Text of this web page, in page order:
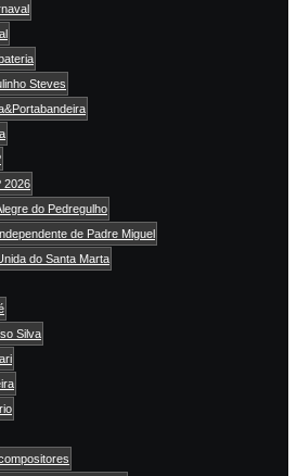
Steves
2026
do Pedregulho
de Padre Miguel
do Santa Marta
Silva